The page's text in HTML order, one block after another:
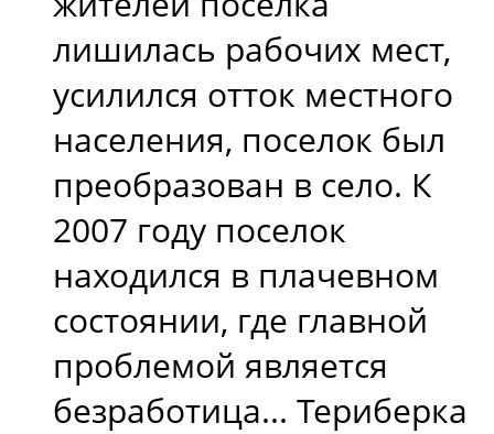
лишилась рабочих мест,
усилился отток местного
населения, поселок был
преобразован в село. К
2007 году поселок
находился в плачевном
состоянии, где главной
проблемой является
безработица... Териберка